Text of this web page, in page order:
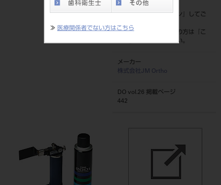
≫ 医療関係者でない方はこちら
標準価格
価格の確認は『ログイン
』してご
ネット会員登録がまだの方は『
こ
ちら』より登録ください。
メーカー
株式会社JM Ortho
DO vol.26 掲載ページ
442